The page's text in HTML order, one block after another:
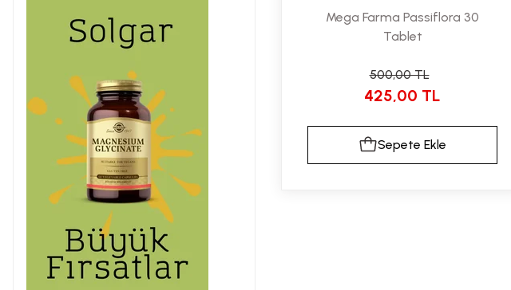
Mega Farma Passiflora 30
Tablet
500,00 TL
425,00 TL
Sepete Ekle